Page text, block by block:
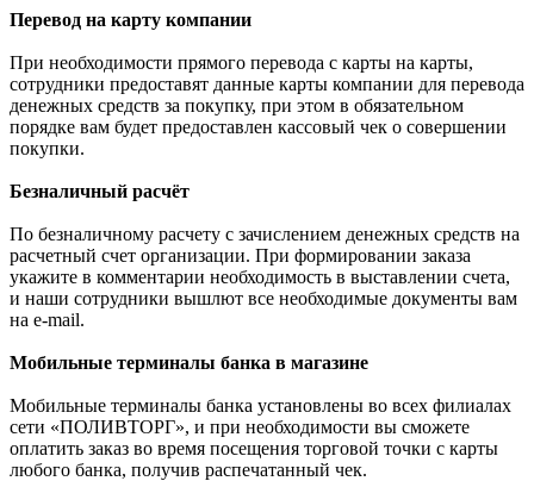
Перевод на карту компании
При необходимости прямого перевода с карты на карты,
сотрудники предоставят данные карты компании для перевода
денежных средств за покупку, при этом в обязательном
порядке вам будет предоставлен кассовый чек о совершении
покупки.
Безналичный расчёт
По безналичному расчету с зачислением денежных средств на
расчетный счет организации. При формировании заказа
укажите в комментарии необходимость в выставлении счета,
и наши сотрудники вышлют все необходимые документы вам
на e-mail.
Мобильные терминалы банка в магазине
Мобильные терминалы банка установлены во всех филиалах
сети «ПОЛИВТОРГ», и при необходимости вы сможете
оплатить заказ во время посещения торговой точки с карты
любого банка, получив распечатанный чек.